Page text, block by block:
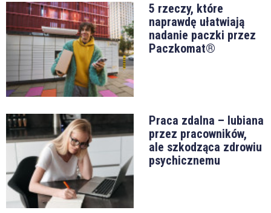
5 rzeczy, które
naprawdę ułatwiają
nadanie paczki przez
Paczkomat®
Praca zdalna – lubiana
przez pracowników,
ale szkodząca zdrowiu
psychicznemu